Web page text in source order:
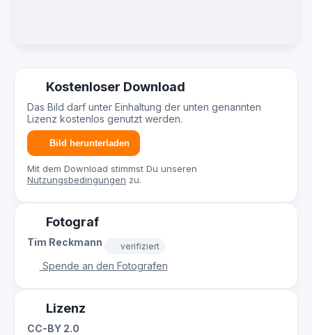
Kostenloser Download
Das Bild darf unter Einhaltung der unten genannten
Lizenz kostenlos genutzt werden.
Bild herunterladen
Mit dem Download stimmst Du unseren
Nutzungsbedingungen zu.
Fotograf
Tim Reckmann verifiziert
Spende an den Fotografen
Lizenz
CC-BY 2.0